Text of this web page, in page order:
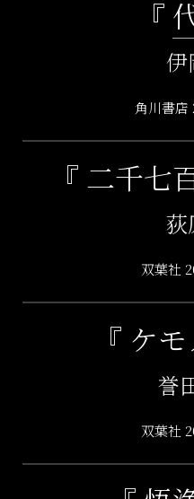
『
伊
角川書店
『 二千七
荻
双葉社
『 ケ
誉
双葉社